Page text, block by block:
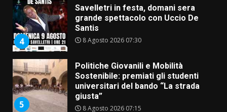
4
Savelletri in festa, domani sera
grande spettacolo con Uccio De
Santis
8 Agosto 2026 07:30
5
Politiche Giovanili e Mobilità
Sostenibile: premiati gli studenti
universitari del bando “La strada
giusta”
8 Agosto 2026 07:15